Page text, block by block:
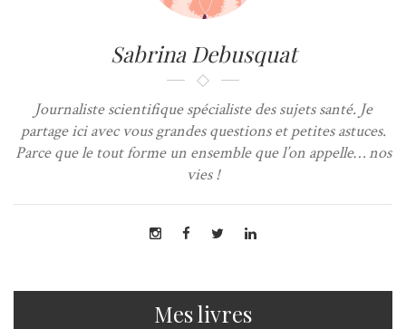
Sabrina Debusquat
Journaliste scientifique spécialiste des sujets santé. Je
partage ici avec vous grandes questions et petites astuces.
Parce que le tout forme un ensemble que l’on appelle… nos
vies !
Mes livres